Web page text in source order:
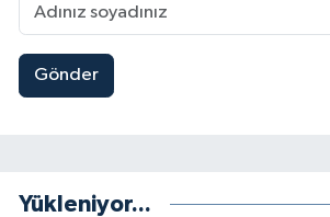
Gönder
Yükleniyor...